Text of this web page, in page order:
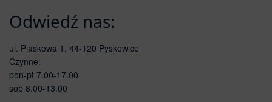
Odwiedź nas:
ul. Piaskowa 1, 44-120 Pyskowice
Czynne:
pon-pt 7.00-17.00
sob 8.00-13.00